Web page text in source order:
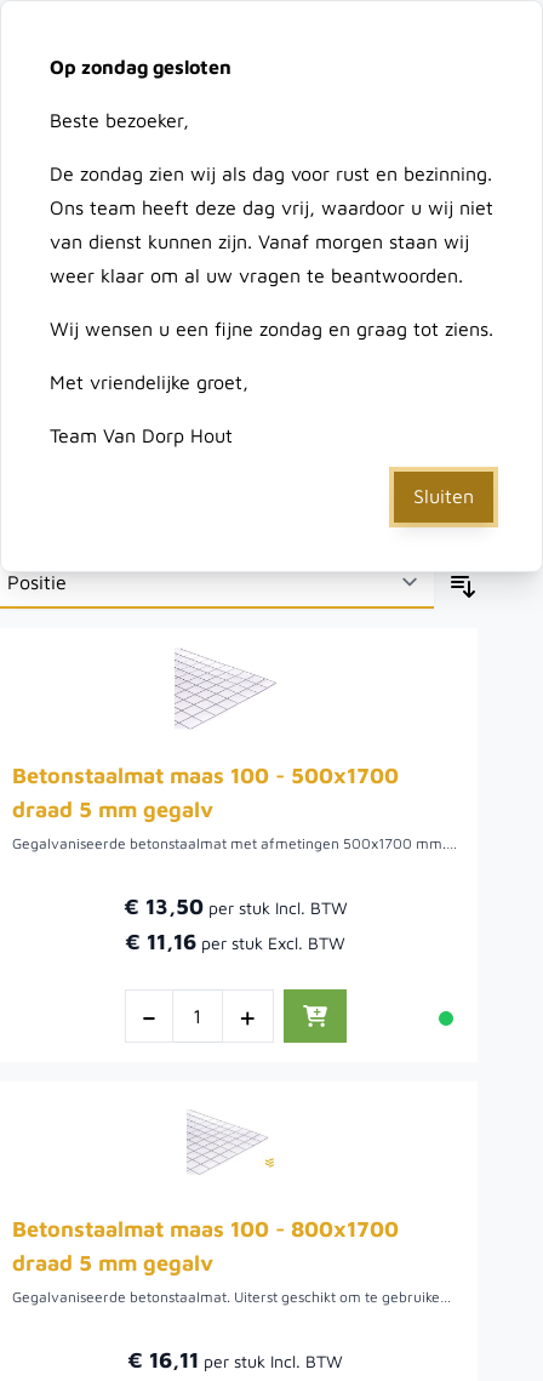
Op zondag gesloten
Beste bezoeker,
De zondag zien wij als dag voor rust en bezinning.
Ons team heeft deze dag vrij, waardoor u wij niet
van dienst kunnen zijn. Vanaf morgen staan wij
weer klaar om al uw vragen te beantwoorden.
Wij wensen u een fijne zondag en graag tot ziens.
Met vriendelijke groet,
Team Van Dorp Hout
Sluiten
Ga naar de inhoud
Doorzoek de hele winkel
Betonstaalmat maas 100 - 500x1700
draad 5 mm gegalv
Gegalvaniseerde betonstaalmat met afmetingen 500x1700 mm. Uiterst geschikt om te gebruiken als afscheiding waar beplanting door kan groeien. De maaswijdte van deze draadmat is 10 cm. Het draad van de bouwstaal mat is 5 mm. Voordat de beplanting aangroeit is het mogelijk om het gaas te bekleden met natuurlijke afscheidingen. Hiermee wordt niet alleen de wind tegengehouden, maar ook privacy gecreëerd.
€ 13,50
€ 11,16
- +
Betonstaalmat maas 100 - 800x1700
draad 5 mm gegalv
Gegalvaniseerde betonstaalmat. Uiterst geschikt om te gebruiken als afscheiding waar beplanting beplanting door kan groeien. De maaswijdte van deze draadmatten is 10 cm. Het draad van de bouwstaalmat is 5 mm.
€ 16,11